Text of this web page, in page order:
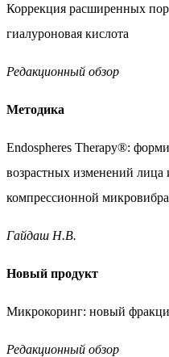
Коррекция расширенных
гиалуроновая кислота
Редакционный обзор
Методика
Endospheres Therapy®:
возрастных изменений лица
компрессионной
Гайдаш Н.В.
Новый продукт
Микрокоринг: новый
Редакционный обзор